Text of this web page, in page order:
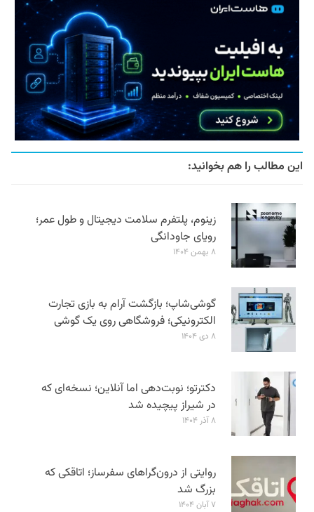
این مطالب را هم بخوانید:
زینوم، پلتفرم سلامت دیجیتال و طول عمر؛
رویای جاودانگی
۸ بهمن ۱۴۰۴
گوشی‌شاپ؛ بازگشت آرام به بازی تجارت
الکترونیکی؛ فروشگاهی روی یک گوشی
۸ دی ۱۴۰۴
دکترتو؛ نوبت‌دهی اما آنلاین؛ نسخه‌ای که
در شیراز پیچیده شد
۸ آذر ۱۴۰۴
روایتی از درون‌گراهای سفرساز؛ اتاقکی که
بزرگ شد
۷ آبان ۱۴۰۴